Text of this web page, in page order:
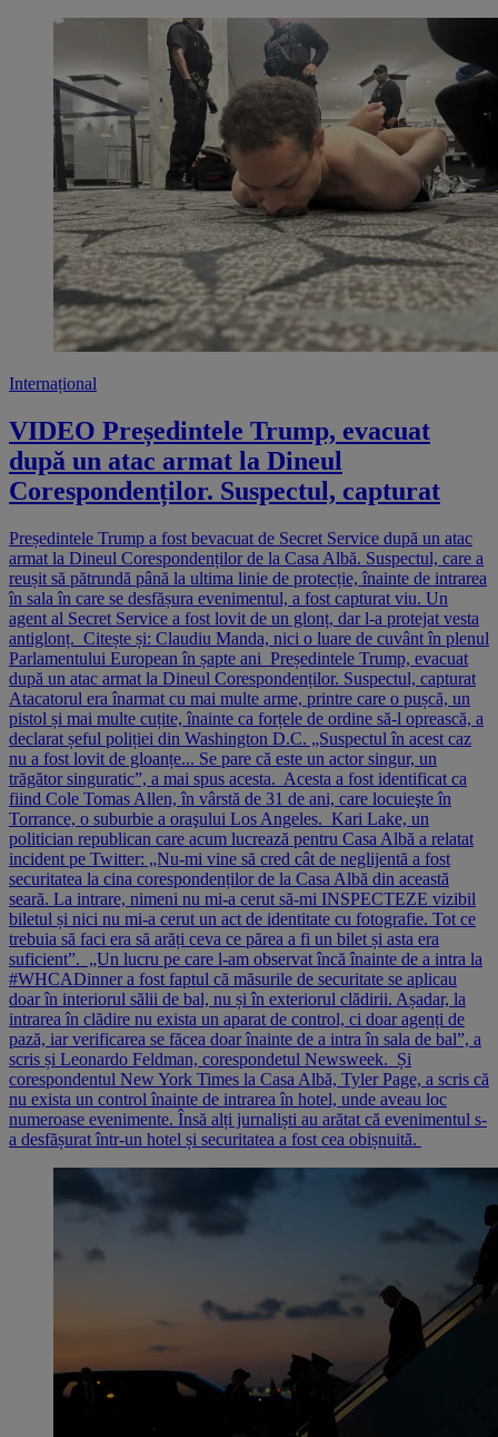
Internațional
VIDEO Președintele Trump, evacuat
după un atac armat la Dineul
Corespondenților. Suspectul, capturat
Președintele Trump a fost bevacuat de Secret Service după un atac
armat la Dineul Corespondenților de la Casa Albă. Suspectul, care a
reușit să pătrundă până la ultima linie de protecție, înainte de intrarea
în sala în care se desfășura evenimentul, a fost capturat viu. Un
agent al Secret Service a fost lovit de un glonț, dar l-a protejat vesta
antiglonț. Citește și: Claudiu Manda, nici o luare de cuvânt în plenul
Parlamentului European în șapte ani Președintele Trump, evacuat
după un atac armat la Dineul Corespondenților. Suspectul, capturat
Atacatorul era înarmat cu mai multe arme, printre care o pușcă, un
pistol și mai multe cuțite, înainte ca forțele de ordine să-l oprească, a
declarat șeful poliției din Washington D.C. „Suspectul în acest caz
nu a fost lovit de gloanțe... Se pare că este un actor singur, un
trăgător singuratic”, a mai spus acesta. Acesta a fost identificat ca
fiind Cole Tomas Allen, în vârstă de 31 de ani, care locuieşte în
Torrance, o suburbie a oraşului Los Angeles. Kari Lake, un
politician republican care acum lucrează pentru Casa Albă a relatat
incident pe Twitter: „Nu-mi vine să cred cât de neglijentă a fost
securitatea la cina corespondenților de la Casa Albă din această
seară. La intrare, nimeni nu mi-a cerut să-mi INSPECTEZE vizibil
biletul și nici nu mi-a cerut un act de identitate cu fotografie. Tot ce
trebuia să faci era să arăți ceva ce părea a fi un bilet și asta era
suficient”. „Un lucru pe care l-am observat încă înainte de a intra la
#WHCADinner a fost faptul că măsurile de securitate se aplicau
doar în interiorul sălii de bal, nu și în exteriorul clădirii. Așadar, la
intrarea în clădire nu exista un aparat de control, ci doar agenți de
pază, iar verificarea se făcea doar înainte de a intra în sala de bal”, a
scris și Leonardo Feldman, corespondetul Newsweek. Și
corespondentul New York Times la Casa Albă, Tyler Page, a scris că
nu exista un control înainte de intrarea în hotel, unde aveau loc
numeroase evenimente. Însă alți jurnaliști au arătat că evenimentul s-
a desfășurat într-un hotel și securitatea a fost cea obișnuită.